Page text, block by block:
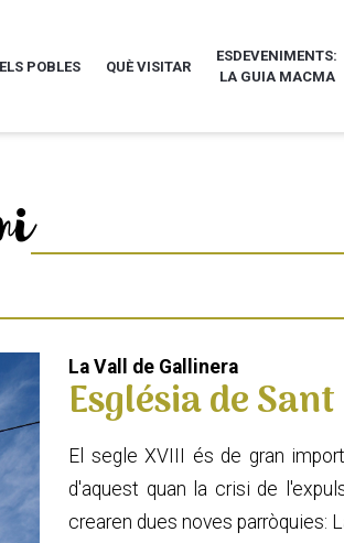
ELS POBLES QUÈ VISITAR
ESDEVENIMENTS:
LA GUIA MACMA
La Vall de Gallinera
Església de
El segle XVIII és de gran
d'aquest quan la crisi de
crearen dues noves parròquies: